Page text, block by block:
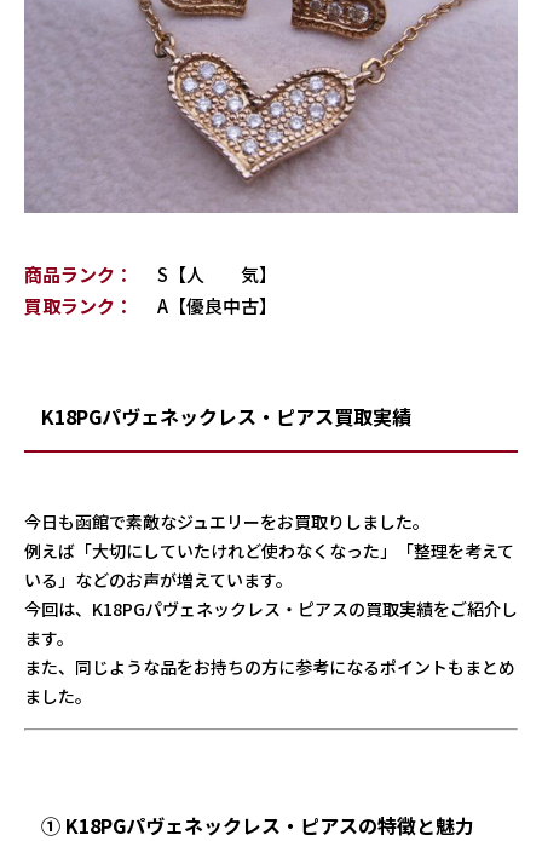
商品ランク：
S【人 気】
買取ランク：
A【優良中古】
K18PGパヴェネックレス・ピアス買取実績
今日も函館で素敵なジュエリーをお買取りしました。
例えば「大切にしていたけれど使わなくなった」「整理を考えて
いる」などのお声が増えています。
今回は、K18PGパヴェネックレス・ピアスの買取実績をご紹介し
ます。
また、同じような品をお持ちの方に参考になるポイントもまとめ
ました。
① K18PGパヴェネックレス・ピアスの特徴と魅力